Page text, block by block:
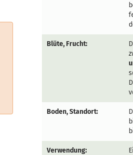
Blüte, Frucht:
Boden, Standort:
Verwendung: